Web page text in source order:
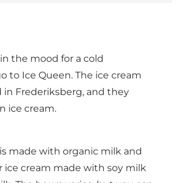
the mood for a cold
to Ice Queen. The ice cream
in Frederiksberg, and they
ice cream.
made with organic milk and
ice cream made with soy milk